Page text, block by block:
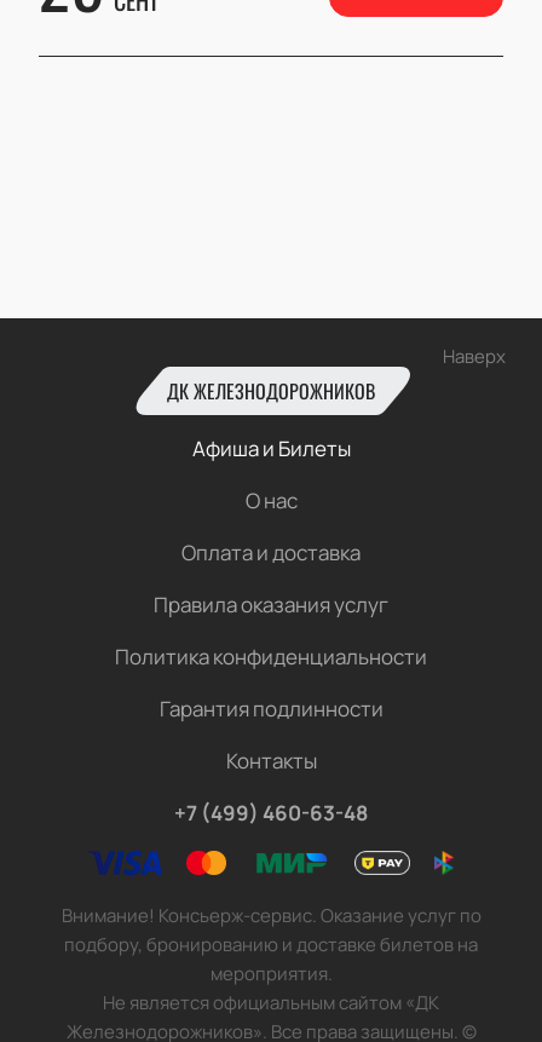
Наверх
ДК ЖЕЛЕЗНОДОРОЖНИКОВ
Афиша и Билеты
О нас
Оплата и доставка
Правила оказания услуг
Политика конфиденциальности
Гарантия подлинности
Контакты
+7 (499) 460-63-48
Внимание! Консьерж-сервис. Оказание услуг по
подбору, бронированию и доставке билетов на
мероприятия.
Не является официальным сайтом «ДК
Железнодорожников». Все права защищены.©